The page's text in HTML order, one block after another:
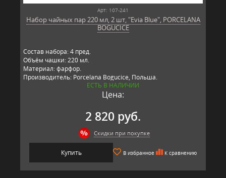
Арт: 107-241
Набор чайных пар 220 мл, 2 шт, "Evia Blue", PORCELANA
BOGUCICE
Состав набора: 4 пред.
Объём чашки: 220 мл.
Материал: фарфор.
Производитель: Porcelana Bogucice, Польша.
ЕСТЬ В НАЛИЧИИ
Цена:
2 820 руб.
Скидки при покупке
Купить В избранное К сравнению